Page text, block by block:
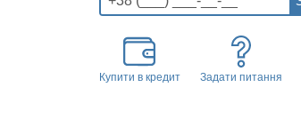
Купити в кредит Задати питання